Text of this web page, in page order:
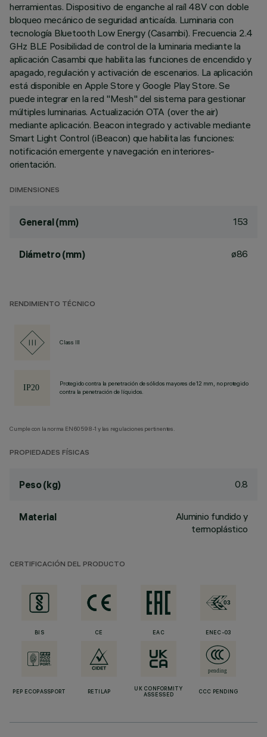
herramientas. Dispositivo de enganche al raíl 48V con doble
bloqueo mecánico de seguridad anticaída. Luminaria con
tecnología Bluetooth Low Energy (Casambi). Frecuencia 2.4
GHz BLE Posibilidad de control de la luminaria mediante la
aplicación Casambi que habilita las funciones de encendido y
apagado, regulación y activación de escenarios. La aplicación
está disponible en Apple Store y Google Play Store. Se
puede integrar en la red "Mesh" del sistema para gestionar
múltiples luminarias. Actualización OTA (over the air)
mediante aplicación. Beacon integrado y activable mediante
Smart Light Control (iBeacon) que habilita las funciones:
notificación emergente y navegación en interiores-
orientación.
DIMENSIONES
General (mm) 153
Diámetro (mm) ø86
RENDIMIENTO TÉCNICO
Class III
Protegido contra la penetración de sólidos mayores de 12 mm, no protegido
contra la penetración de líquidos.
Cumple con la norma EN60598-1 y las regulaciones pertinentes.
PROPIEDADES FÍSICAS
Peso (kg) 0.8
Material
Aluminio fundido y
termoplástico
CERTIFICACIÓN DEL PRODUCTO
BIS CE EAC ENEC-03
PEP ECOPASSPORT RETILAP
UK CONFORMITY
ASSESSED
CCC PENDING